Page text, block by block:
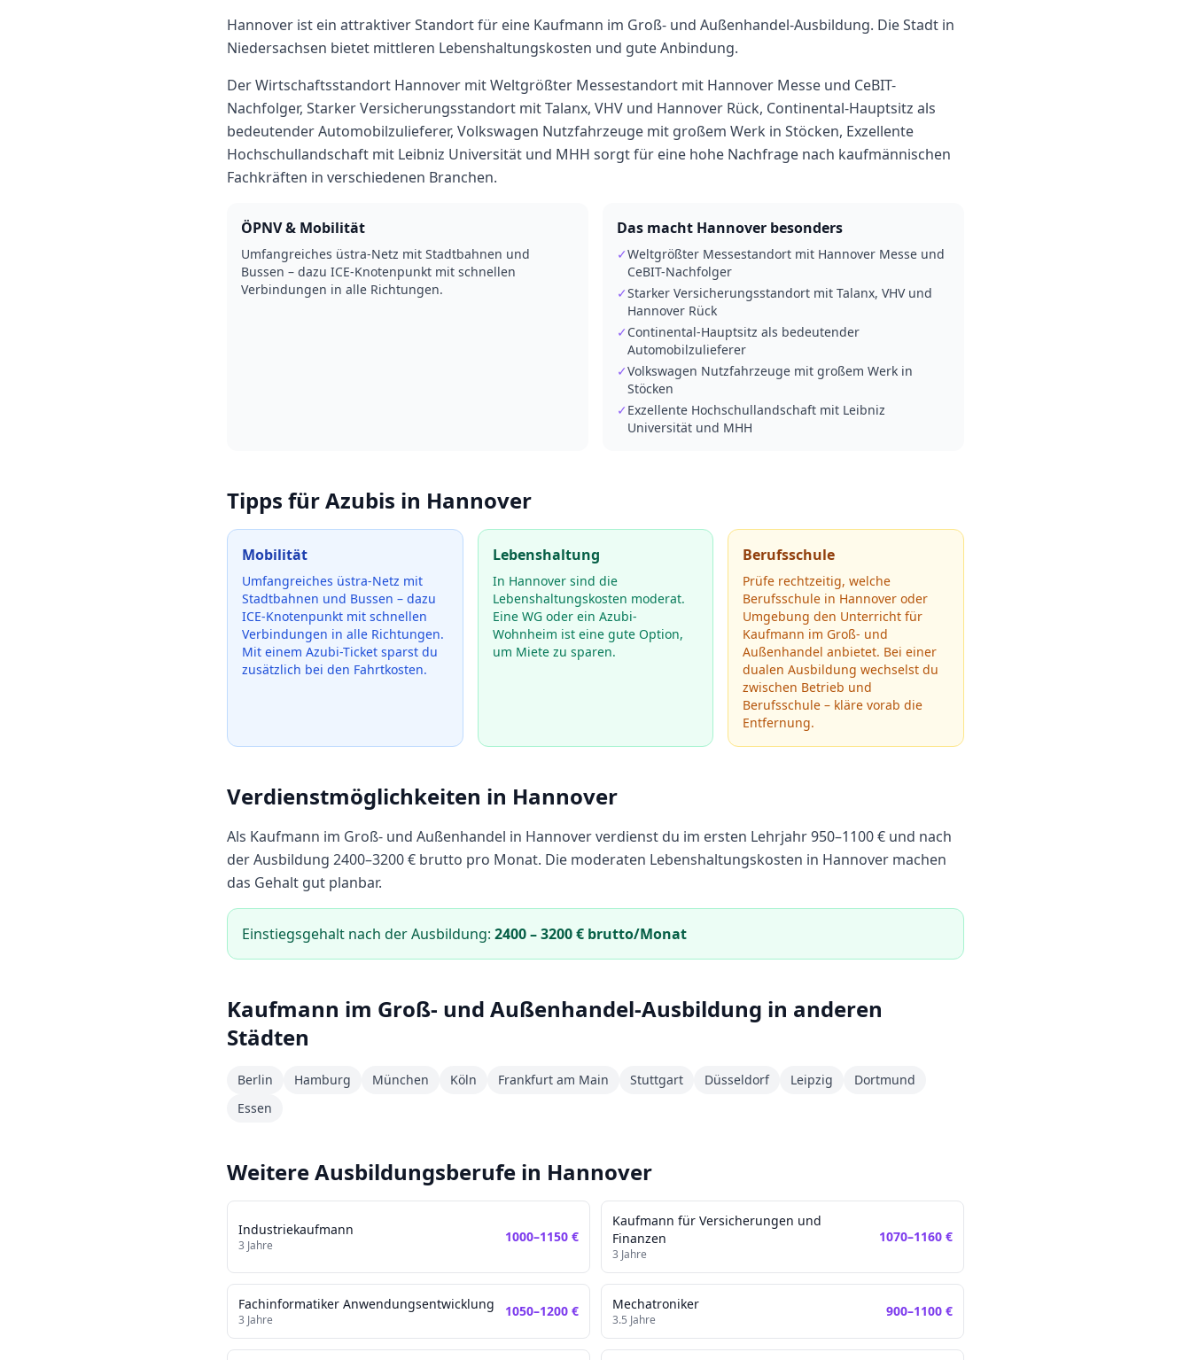
Hannover ist ein attraktiver Standort für eine Kaufmann im Groß- und Außenhandel-Ausbildung. Die Stadt in
Niedersachsen bietet mittleren Lebenshaltungskosten und gute Anbindung.
Der Wirtschaftsstandort Hannover mit Weltgrößter Messestandort mit Hannover Messe und CeBIT-
Nachfolger, Starker Versicherungsstandort mit Talanx, VHV und Hannover Rück, Continental-Hauptsitz als
bedeutender Automobilzulieferer, Volkswagen Nutzfahrzeuge mit großem Werk in Stöcken, Exzellente
Hochschullandschaft mit Leibniz Universität und MHH sorgt für eine hohe Nachfrage nach kaufmännischen
Fachkräften in verschiedenen Branchen.
ÖPNV & Mobilität
Umfangreiches üstra-Netz mit Stadtbahnen und
Bussen – dazu ICE-Knotenpunkt mit schnellen
Verbindungen in alle Richtungen.
Das macht Hannover besonders
✓Weltgrößter Messestandort mit Hannover Messe und
CeBIT-Nachfolger
✓Starker Versicherungsstandort mit Talanx, VHV und
Hannover Rück
✓ Continental-Hauptsitz als bedeutender
Automobilzulieferer
✓Volkswagen Nutzfahrzeuge mit großem Werk in
Stöcken
✓ Exzellente Hochschullandschaft mit Leibniz
Universität und MHH
Tipps für Azubis in Hannover
Mobilität
Umfangreiches üstra-Netz mit
Stadtbahnen und Bussen – dazu
ICE-Knotenpunkt mit schnellen
Verbindungen in alle Richtungen.
Mit einem Azubi-Ticket sparst du
zusätzlich bei den Fahrtkosten.
Lebenshaltung
In Hannover sind die
Lebenshaltungskosten moderat.
Eine WG oder ein Azubi-
Wohnheim ist eine gute Option,
um Miete zu sparen.
Berufsschule
Prüfe rechtzeitig, welche
Berufsschule in Hannover oder
Umgebung den Unterricht für
Kaufmann im Groß- und
Außenhandel anbietet. Bei einer
dualen Ausbildung wechselst du
zwischen Betrieb und
Berufsschule – kläre vorab die
Entfernung.
Verdienstmöglichkeiten in Hannover
Als Kaufmann im Groß- und Außenhandel in Hannoververdienst du im ersten Lehrjahr950–1100€ und nach
der Ausbildung 2400–3200€ brutto pro Monat. Die moderaten Lebenshaltungskosten in Hannover machen
das Gehalt gut planbar.
Einstiegsgehalt nach der Ausbildung: 2400–3200€ brutto/Monat
Kaufmann im Groß- und Außenhandel-Ausbildung in anderen
Städten
Berlin Hamburg München Köln Frankfurt am Main Stuttgart Düsseldorf Leipzig
Dortmund
Essen
Weitere Ausbildungsberufe in Hannover
Industriekaufmann
3 Jahre
1000–1150 €
Kaufmann für Versicherungen und
Finanzen
3 Jahre
1070–1160 €
Fachinformatiker Anwendungsentwicklung
3 Jahre
1050–1200 € Mechatroniker
3.5 Jahre
900–1100 €